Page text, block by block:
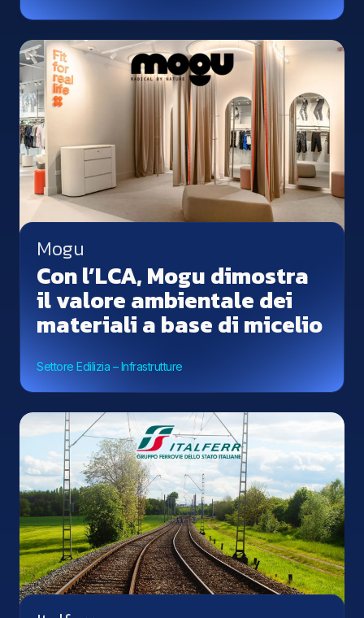
Mogu
Con l’LCA, Mogu dimostra
il valore ambientale dei
materiali a base di micelio
Settore Edilizia – Infrastrutture